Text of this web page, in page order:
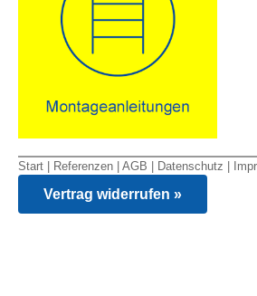
Start Referenzen AGB Datenschutz
Vertrag widerrufen »